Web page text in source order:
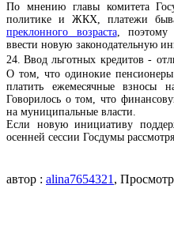
По мнению главы комитета
политике и ЖКХ, платежи
преклонного возраста, поэтому
ввести новую законодательную
24. Ввод льготных кредитов -
О том, что одинокие
платить ежемесячные взносы
Говорилось о том, что
на муниципальные власти.
Если новую инициативу
осенней сессии Госдумы
автор : alina7654321 ,